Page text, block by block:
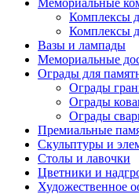
Мемориальные
Комплексы
Комплексы
Вазы и лампады
Мемориальные
Ограды для
Ограды
Ограды
Ограды
Премиальные
Скульптуры и
Столы и лавочки
Цветники и
Художественное